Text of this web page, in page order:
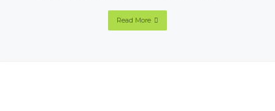
Read More